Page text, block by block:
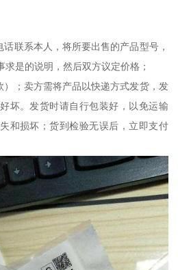
联系本人，将所要出售的产品型号，
是的说明，然后双方议定价格；
）；卖方需将产品以快递方式发货，发
坏。发货时请自行包装好，以免运输
和损坏；货到检验无误后，立即支付